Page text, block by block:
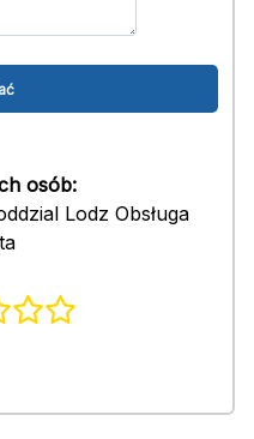
osób:
Lodz Obsługa